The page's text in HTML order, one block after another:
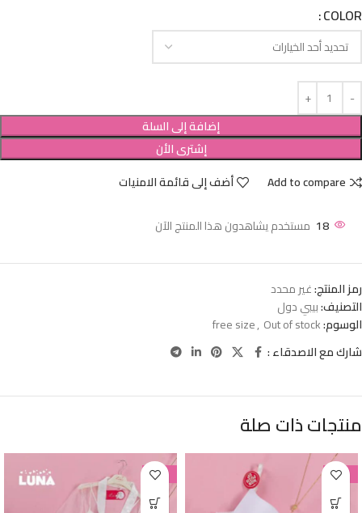
COLOR
إضافة إلى السلة
إشترى الأن
Add to compare
أضف إلى قائمة الامنيات
18 مستخدم يشاهدون هذا المنتج الآن
رمز المنتج:غير محدد
التصنيف:بيبي دول
الوسوم:
free size, Out of stock
شارك مع الاصدقاء :
منتجات ذات صلة
-38%
-38%